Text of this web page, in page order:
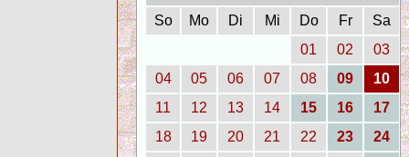
So
Mo Di Mi Do Fr
Sa
01
02
03
04
05 06 07 08 09
10
11
12 13 14 15 16
17
18
19 20 21 22 23
24